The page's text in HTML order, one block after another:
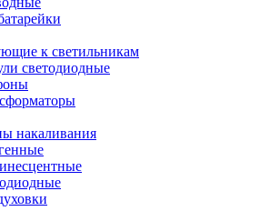
к светильникам
светодиодные
накаливания